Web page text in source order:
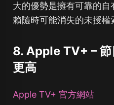
大的優勢是擁有可靠的
賴隨時可能消失的未授權
8. Apple TV+ –
更高
Apple TV+ 官方網站